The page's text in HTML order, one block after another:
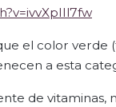
el color verde
a esta
de